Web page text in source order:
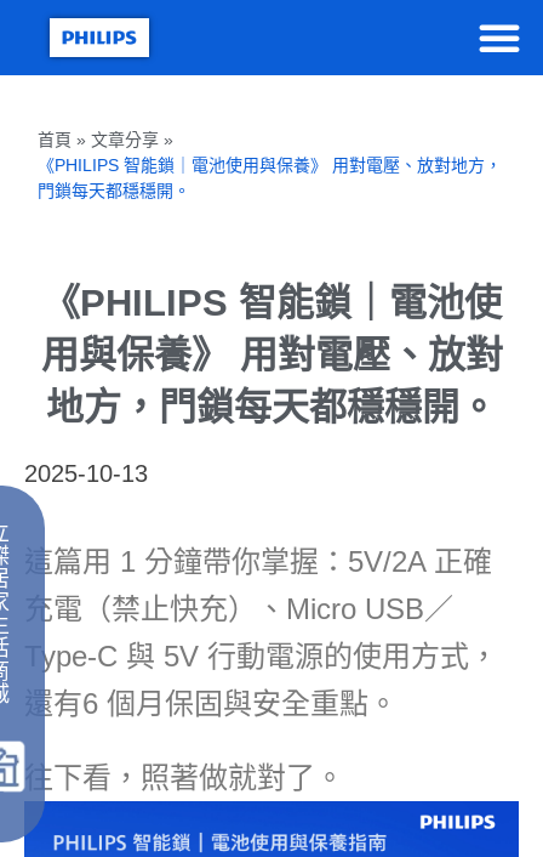
首頁 » 文章分享 »
《PHILIPS 智能鎖｜電池使用與保養》 用對電壓、放對地方，
門鎖每天都穩穩開。
《PHILIPS 智能鎖｜電池使
用與保養》 用對電壓、放對
地方，門鎖每天都穩穩開。
2025-10-13
這篇用 1 分鐘帶你掌握：5V/2A 正確
充電（禁止快充）、Micro USB／
Type-C 與 5V 行動電源的使用方式，
還有6 個月保固與安全重點。
往下看，照著做就對了。